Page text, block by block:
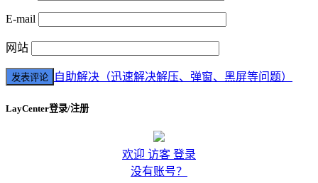
E-mail
网站
自助解决（迅速解决解压、弹窗、黑屏等问题）
LayCenter登录/注册
欢迎 访客 登录
没有账号？